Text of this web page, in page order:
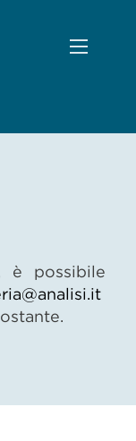
è possibile